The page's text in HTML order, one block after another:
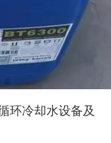
环冷却水设备及